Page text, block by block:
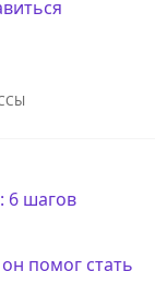
6 шагов
помог стать